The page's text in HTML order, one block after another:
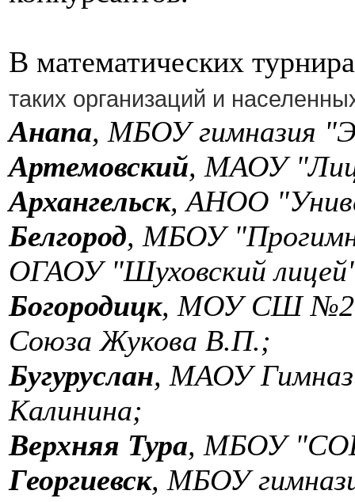
В математических
таких организаций и
Анапа, МБОУ гимназия
Артемовский, МАОУ
Архангельск, АНОО
Белгород, МБОУ
ОГАОУ "Шуховский
Богородицк, МОУ СШ №2
Союза Жукова В.П.;
Бугуруслан, МАОУ
Калинина;
Верхняя Тура, МБОУ
Георгиевск, МБОУ